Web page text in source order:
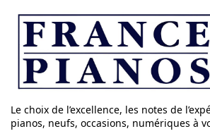
contenu
Le choix de l’excellence, les notes de
pianos, neufs, occasions, numériques à